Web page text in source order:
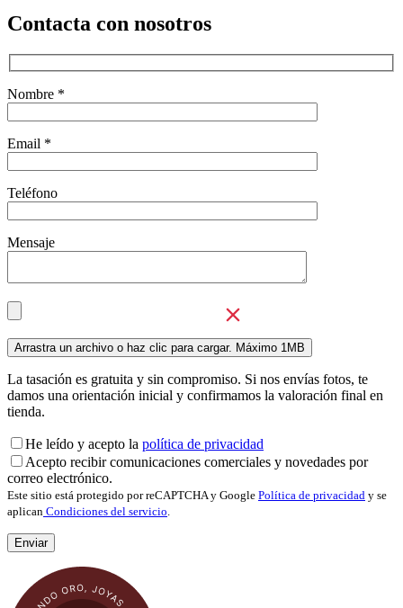
Contacta con nosotros
Nombre *
Email *
Teléfono
Mensaje
La tasación es gratuita y sin compromiso. Si nos envías fotos, te
damos una orientación inicial y confirmamos la valoración final en
tienda.
He leído y acepto la política de privacidad
Acepto recibir comunicaciones comerciales y novedades por
correo electrónico.
Este sitio está protegido por reCAPTCHA y Google Política de privacidad y se
aplican Condiciones del servicio